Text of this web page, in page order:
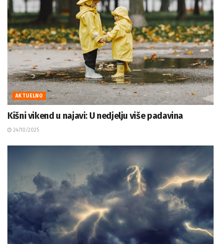
AKTUELNO
Kišni vikend u najavi: U nedjelju više padavina
24/10/2025